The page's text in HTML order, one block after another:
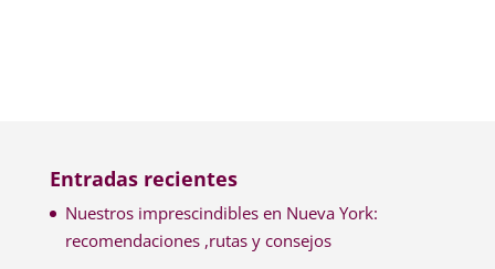
Entradas recientes
Nuestros imprescindibles en Nueva York:
recomendaciones ,rutas y consejos